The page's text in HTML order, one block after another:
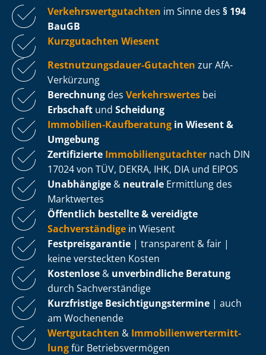
Ver­kehrs­wert­gut­ach­ten im Sinne des § 194
BauGB
Kurzgutachten Wiesent
Rest­nut­zungs­dau­er-Gutachten zur AfA-
Verkürzung
Berechnung des Verkehrswertes bei
Erbschaft und Scheidung
Immobilien-Kaufberatung in Wiesent &
Umgebung
Zertifizierte Im­mo­bi­li­en­gut­ach­ter nach DIN
17024 von TÜV, DEKRA, IHK, DIA und EIPOS
Unabhängige & neutrale Ermittlung des
Marktwertes
Öffentlich bestellte & vereidigte
Sachverständige in Wiesent
Fest­preis­ga­ran­tie | transparent & fair |
keine versteckten Kosten
Kostenlose & unverbindliche Beratung
durch Sachverständige
Kurzfristige Be­sich­ti­gungs­ter­mi­ne | auch
am Wochenende
Wertgutachten & Im­mo­bi­li­en­wert­ermitt­
lungfür Be­triebs­ver­mö­gen